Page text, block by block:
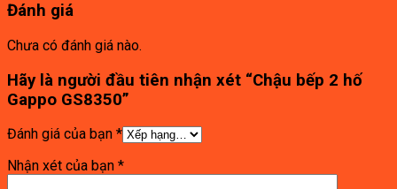
Đánh giá
Chưa có đánh giá nào.
Hãy là người đầu tiên nhận xét “Chậu bếp 2 hố
Gappo GS8350”
Đánh giá của bạn *
Nhận xét của bạn *